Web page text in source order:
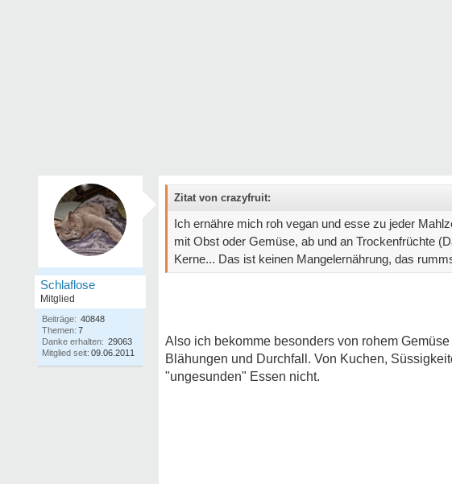
Schlaflose
Mitglied
Beiträge: 40848
Themen: 7
Danke erhalten: 29063
Mitglied seit: 09.06.2011
Zitat von crazyfruit:
Ich ernähre mich roh vegan und esse zu jeder
mit Obst oder Gemüse, ab und an Trockenfrüchte
Kerne... Das ist keinen Mangelernährung, das
Also ich bekomme besonders von rohem
Blähungen und Durchfall. Von Kuchen,
"ungesunden" Essen nicht.